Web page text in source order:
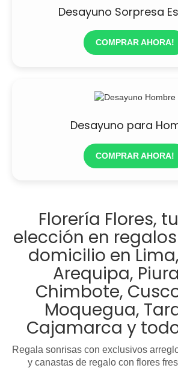
Desayuno Sorpresa
COMPRAR AHORA!
Desayuno para
COMPRAR AHORA!
Florería Flores,
elección en
domicilio en
Arequipa,
Chimbote,
Moquegua,
Cajamarca y
Regala sonrisas con exclusivos
y canastas de regalo con flores